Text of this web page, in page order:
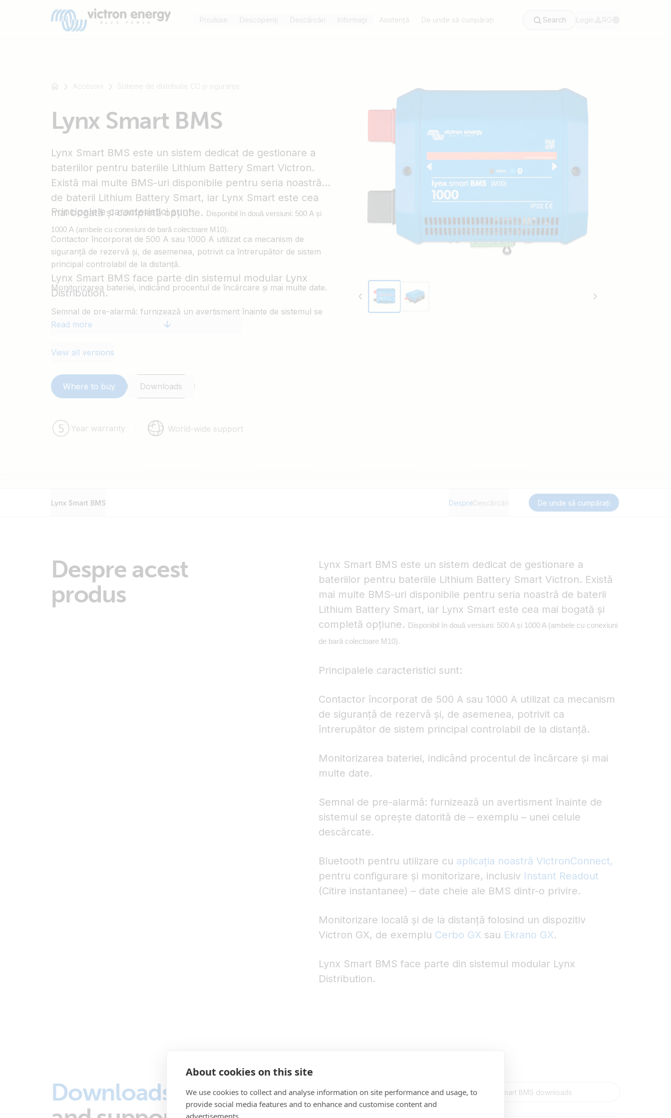
About cookies on this site
We use cookies to collect and analyse information on site performance and usage, to
provide social media features and to enhance and customise content and
advertisements.
Produse Descoperiți Descărcări Informaţii Asistență De unde să cumpărați Search Login RO
Accesorii Sisteme de distributie CC și siguranțe
Lynx Smart BMS
Lynx Smart BMS este un sistem dedicat de gestionare a
bateriilor pentru bateriile Lithium Battery Smart Victron.
Există mai multe BMS-uri disponibile pentru seria noastră
de baterii Lithium Battery Smart, iar Lynx Smart este cea
mai bogată și completă opțiune.
Disponibil în două versiuni: 500 A și
1000 A (ambele cu conexiuni de bară colectoare M10).
Principalele caracteristici sunt:
Contactor încorporat de 500 A sau 1000 A utilizat ca mecanism de
siguranță de rezervă și, de asemenea, potrivit ca întrerupător de sistem
principal controlabil de la distanță.
Monitorizarea bateriei, indicând procentul de încărcare și mai multe date.
Semnal de pre-alarmă: furnizează un avertisment înainte de sistemul se
oprește datorită de – exemplu – unei celule descărcate.
Bluetooth pentru utilizare cu
date cheie ale BMS dintr-o privire.
Monitorizare locală și de la distanță folosind un dispozitiv Victron GX, de
Lynx Smart BMS face parte din sistemul modular Lynx
Distribution.
Read more
View all versions
Where to buy Downloads
Year warranty World-wide support
Lynx Smart BMS DespreDescărcări De unde să cumpărați
Despre acest
produs
Lynx Smart BMS este un sistem dedicat de gestionare a
bateriilor pentru bateriile Lithium Battery Smart Victron. Există
mai multe BMS-uri disponibile pentru seria noastră de baterii
Lithium Battery Smart, iar Lynx Smart este cea mai bogată și
completă opțiune.
Disponibil în două versiuni: 500 A și 1000 A (ambele cu conexiuni
de bară colectoare M10).
Principalele caracteristici sunt:
Contactor încorporat de 500 A sau 1000 A utilizat ca mecanism
de siguranță de rezervă și, de asemenea, potrivit ca
întrerupător de sistem principal controlabil de la distanță.
Monitorizarea bateriei, indicând procentul de încărcare și mai
multe date.
Semnal de pre-alarmă: furnizează un avertisment înainte de
sistemul se oprește datorită de – exemplu – unei celule
descărcate.
Bluetooth pentru utilizare cu aplicația noastră VictronConnect,
pentru configurare și monitorizare, inclusiv Instant Readout
(Citire instantanee) – date cheie ale BMS dintr-o privire.
Monitorizare locală și de la distanță folosind un dispozitiv
Victron GX, de exemplu Cerbo GX sau Ekrano GX.
Lynx Smart BMS face parte din sistemul modular Lynx
Distribution.
Downloads